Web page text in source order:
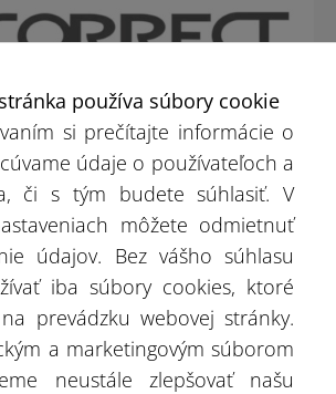
používa súbory cookie
si prečítajte informácie o
údaje o používateľoch a
či s tým budete súhlasiť. V
môžete odmietnuť
údajov. Bez vášho súhlasu
iba súbory cookies, ktoré
prevádzku webovej stránky.
a marketingovým súborom
neustále zlepšovať našu